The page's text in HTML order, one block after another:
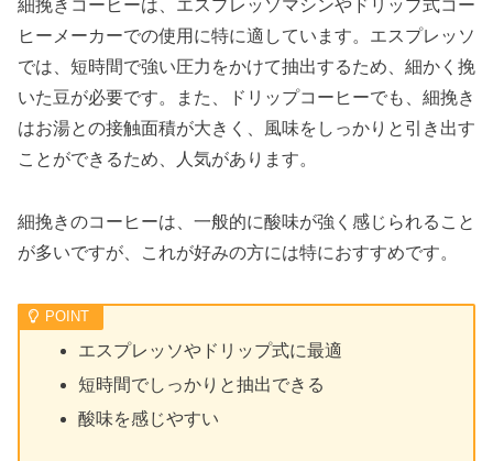
細挽きコーヒーは、エスプレッソマシンやドリップ式コー
ヒーメーカーでの使用に特に適しています。エスプレッソ
では、短時間で強い圧力をかけて抽出するため、細かく挽
いた豆が必要です。また、ドリップコーヒーでも、細挽き
はお湯との接触面積が大きく、風味をしっかりと引き出す
ことができるため、人気があります。
細挽きのコーヒーは、一般的に酸味が強く感じられること
が多いですが、これが好みの方には特におすすめです。
エスプレッソやドリップ式に最適
短時間でしっかりと抽出できる
酸味を感じやすい